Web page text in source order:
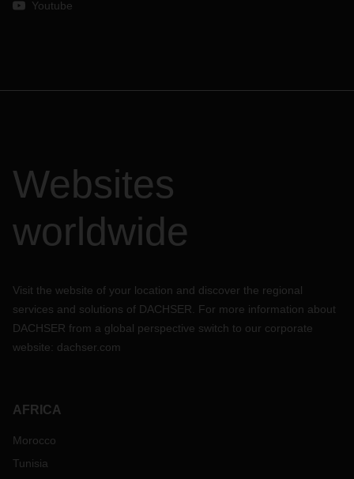
Youtube
Websites
worldwide
Visit the website of your location and discover the regional
services and solutions of DACHSER. For more information about
DACHSER from a global perspective switch to our corporate
website: dachser.com
AFRICA
Morocco
Tunisia